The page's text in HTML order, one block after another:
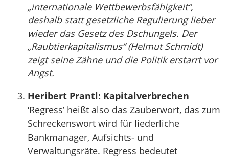
„internationale Wettbewerbsfähigkeit“,
deshalb statt gesetzliche Regulierung lieber
wieder das Gesetz des Dschungels. Der
„Raubtierkapitalismus“ (Helmut Schmidt)
zeigt seine Zähne und die Politik erstarrt vor
Angst.
Heribert Prantl: Kapitalverbrechen
‘Regress’ heißt also das Zauberwort, das zum
Schreckenswort wird für liederliche
Bankmanager, Aufsichts- und
Verwaltungsräte. Regress bedeutet